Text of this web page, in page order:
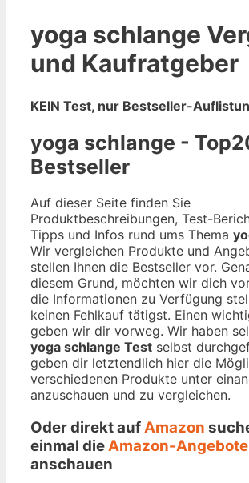
yoga schlange
und Kaufratgeber
KEIN Test, nur Bestseller-
yoga schlange -
Bestseller
Auf dieser Seite finden Sie
Produktbeschreibungen, Test-
Tipps und Infos rund ums Thema
Wir vergleichen Produkte und
stellen Ihnen die Bestseller vor.
diesem Grund, möchten wir dich
die Informationen zu Verfügung
keinen Fehlkauf tätigst. Einen
geben wir dir vorweg. Wir haben
yoga schlange Test selbst
geben dir letztendlich hier die
verschiedenen Produkte unter
anzuschauen und zu vergleichen.
Oder direkt aufAmazon
einmal dieAmazon-Angebote
anschauen